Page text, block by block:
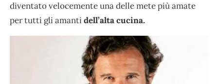
diventato velocemente una delle mete più amate
per tutti gli amantidell’alta cucina.